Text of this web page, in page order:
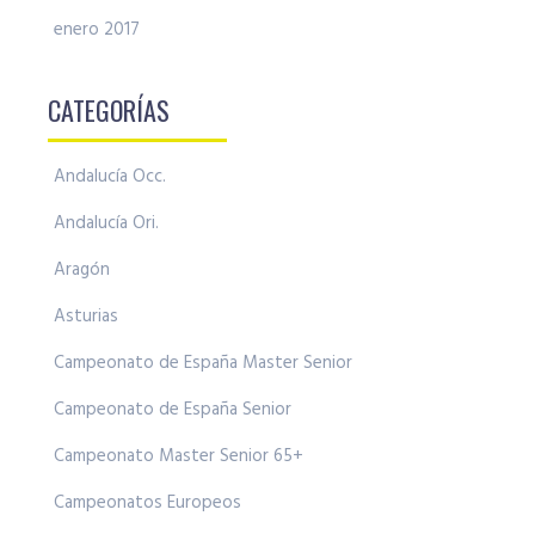
enero 2017
CATEGORÍAS
Andalucía Occ.
Andalucía Ori.
Aragón
Asturias
Campeonato de España Master Senior
Campeonato de España Senior
Campeonato Master Senior 65+
Campeonatos Europeos